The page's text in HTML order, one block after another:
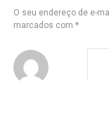
O seu endereço de e-
marcados com *